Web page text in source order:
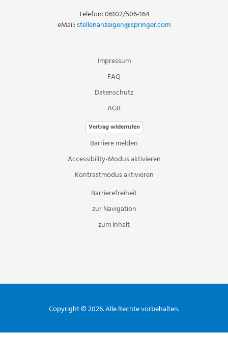
Telefon: 06102/506-164
eMail:stellenanzeigen@springer.com
Impressum
FAQ
Datenschutz
AGB
Vertrag widerrufen
Barriere melden
Accessibility-Modus aktivieren
Kontrastmodus aktivieren
Barrierefreiheit
zur Navigation
zum Inhalt
Copyright © 2026. Alle Rechte vorbehalten.